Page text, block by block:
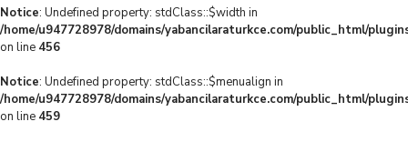
Notice: Undefined property: stdClass::$width in
/home/u947728978/domains/yabancilaraturkce.com/public_html/
on line 456
Notice: Undefined property: stdClass::$menualign in
/home/u947728978/domains/yabancilaraturkce.com/public_html/
on line 459